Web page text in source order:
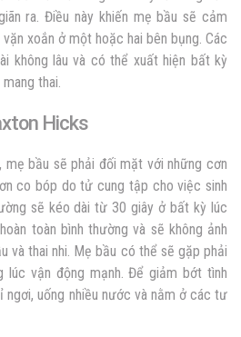
ra. Điều này khiến mẹ bầu sẽ cảm
xoắn ở một hoặc hai bên bụng. Các
không lâu và có thể xuất hiện bất kỳ
thai.
Hicks
bầu sẽ phải đối mặt với những cơn
co bóp do tử cung tập cho việc sinh
sẽ kéo dài từ 30 giây ở bất kỳ lúc
toàn bình thường và sẽ không ảnh
và thai nhi. Mẹ bầu có thể sẽ gặp phải
lúc vận động mạnh. Để giảm bớt tình
ngơi, uống nhiều nước và nằm ở các tư